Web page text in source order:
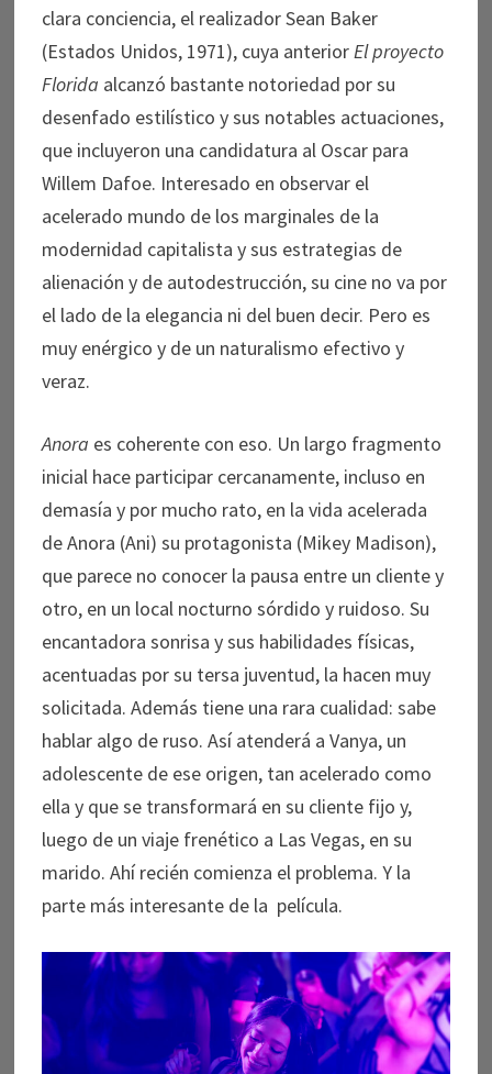
clara conciencia, el realizador Sean Baker
(Estados Unidos, 1971), cuya anteriorEl proyecto
Florida alcanzó bastante notoriedad por su
desenfado estilístico y sus notables actuaciones,
que incluyeron una candidatura al Oscar para
Willem Dafoe. Interesado en observar el
acelerado mundo de los marginales de la
modernidad capitalista y sus estrategias de
alienación y de autodestrucción, su cine no va por
el lado de la elegancia ni del buen decir. Pero es
muy enérgico y de un naturalismo efectivo y
veraz.
Anora es coherente con eso. Un largo fragmento
inicial hace participar cercanamente, incluso en
demasía y por mucho rato, en la vida acelerada
de Anora (Ani) su protagonista (Mikey Madison),
que parece no conocer la pausa entre un cliente y
otro, en un local nocturno sórdido y ruidoso. Su
encantadora sonrisa y sus habilidades físicas,
acentuadas por su tersa juventud, la hacen muy
solicitada. Además tiene una rara cualidad: sabe
hablar algo de ruso. Así atenderá a Vanya, un
adolescente de ese origen, tan acelerado como
ella y que se transformará en su cliente fijo y,
luego de un viaje frenético a Las Vegas, en su
marido. Ahí recién comienza el problema. Y la
parte más interesante de la película.